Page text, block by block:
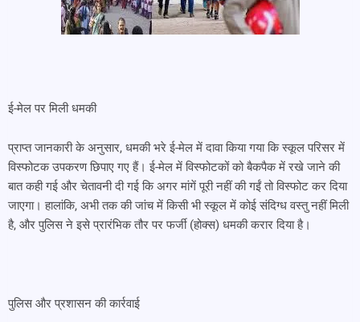
ई-मेल पर मिली धमकी
प्राप्त जानकारी के अनुसार, धमकी भरे ई-मेल में दावा किया गया कि स्कूल परिसर में
विस्फोटक उपकरण छिपाए गए हैं। ई-मेल में विस्फोटकों को बैकपैक में रखे जाने की
बात कही गई और चेतावनी दी गई कि अगर मांगें पूरी नहीं की गईं तो विस्फोट कर दिया
जाएगा। हालांकि, अभी तक की जांच में किसी भी स्कूल में कोई संदिग्ध वस्तु नहीं मिली
है, और पुलिस ने इसे प्रारंभिक तौर पर फर्जी (होक्स) धमकी करार दिया है।
पुलिस और प्रशासन की कार्रवाई